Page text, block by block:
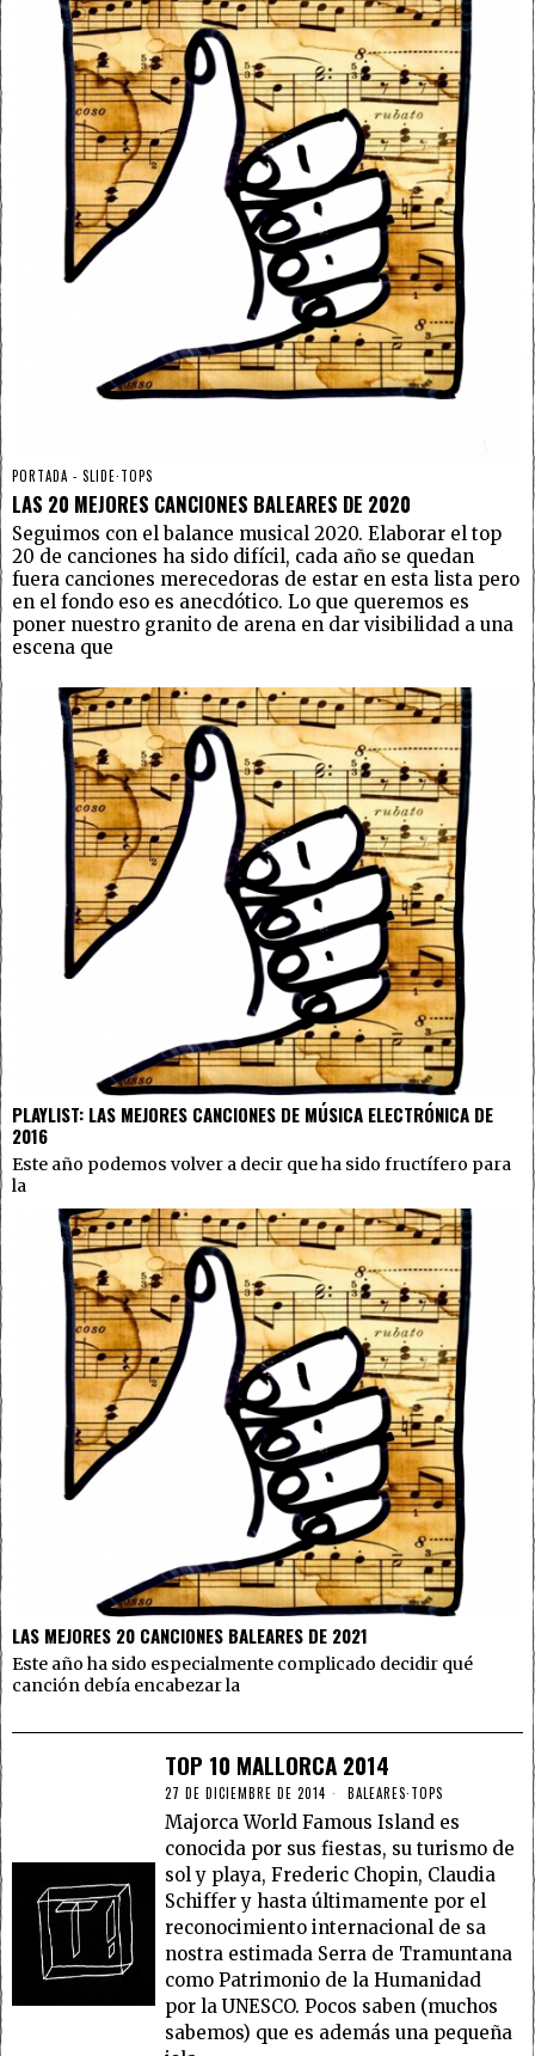
PORTADA - SLIDE·TOPS
LAS 20 MEJORES CANCIONES BALEARES DE 2020
Seguimos con el balance musical 2020. Elaborar el top
20 de canciones ha sido difícil, cada año se quedan
fuera canciones merecedoras de estar en esta lista pero
en el fondo eso es anecdótico. Lo que queremos es
poner nuestro granito de arena en dar visibilidad a una
escena que
PLAYLIST: LAS MEJORES CANCIONES DE MÚSICA ELECTRÓNICA DE
2016
Este año podemos volver a decir que ha sido fructífero para
la
LAS MEJORES 20 CANCIONES BALEARES DE 2021
Este año ha sido especialmente complicado decidir qué
canción debía encabezar la
TOP 10 MALLORCA 2014
27 DE DICIEMBRE DE 2014 BALEARES·TOPS
Majorca World Famous Island es
conocida por sus fiestas, su turismo de
sol y playa, Frederic Chopin, Claudia
Schiffer y hasta últimamente por el
reconocimiento internacional de sa
nostra estimada Serra de Tramuntana
como Patrimonio de la Humanidad
por la UNESCO. Pocos saben (muchos
sabemos) que es además una pequeña